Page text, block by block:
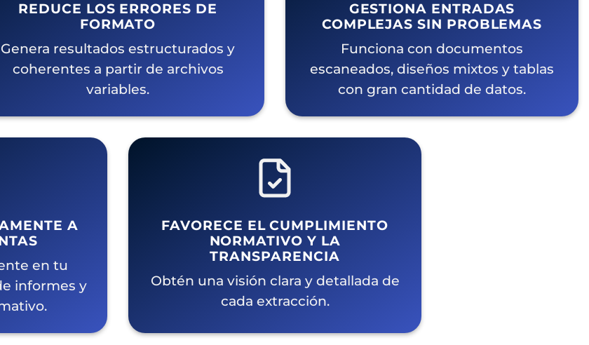
REDUCE LOS ERRORES DE
FORMATO
Genera resultados estructurados y
coherentes a partir de archivos
variables.
GESTIONA ENTRADAS
COMPLEJAS SIN PROBLEMAS
Funciona con documentos
escaneados, diseños mixtos y tablas
con gran cantidad de datos.
A
en tu
informes y
FAVORECE EL CUMPLIMIENTO
NORMATIVO Y LA
TRANSPARENCIA
Obtén una visión clara y detallada de
cada extracción.